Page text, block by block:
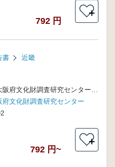
792 円
＋
書 近畿
府文化財調査研究センター
792 円~
＋